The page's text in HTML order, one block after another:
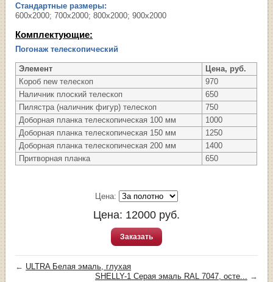
Стандартные размеры:
600х2000; 700х2000; 800х2000; 900х2000
Комплектующие:
Погонаж телескопический
Элемент
Цена, руб.
Короб new телескоп
970
Наличник плоский телескоп
650
Пилястра (наличник фигур) телескоп
750
Доборная планка телескопическая 100 мм
1000
Доборная планка телескопическая 150 мм
1250
Доборная планка телескопическая 200 мм
1400
Притворная планка
650
Цена:
Цена: 12000 руб.
Заказать
← ULTRA Белая эмаль, глухая
SHELLY-1 Серая эмаль RAL 7047, осте... →